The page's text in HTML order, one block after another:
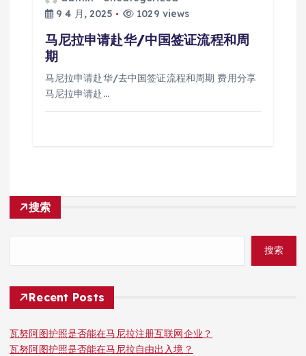
9 4 月, 2025
1029 views
马尼拉申请赴华/中国签证流程和周
期
马尼拉申请赴华/去中国签证流程和周期 费用分享
马尼拉申请赴…
搜索
搜索
Recent Posts
瓦努阿图护照是否能在马尼拉注册互联网企业？
瓦努阿图护照是否能在马尼拉自由出入境？